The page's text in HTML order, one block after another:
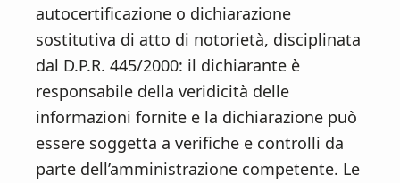
autocertificazione o dichiarazione
sostitutiva di atto di notorietà, disciplinata
dal D.P.R. 445/2000: il dichiarante è
responsabile della veridicità delle
informazioni fornite e la dichiarazione può
essere soggetta a verifiche e controlli da
parte dell’amministrazione competente. Le